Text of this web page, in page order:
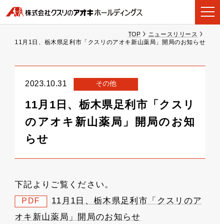
TOP
ニュースリリース
11月1日、栃木県足利市「クスリのアオキ新山薬局」開局のお知らせ
2023.10.31 その他
11月1日、栃木県足利市「クスリ
のアオキ新山薬局」開局のお知
らせ
下記よりご覧ください。
PDF
11月1日、栃木県足利市「クスリのア
オキ新山薬局」開局のお知らせ